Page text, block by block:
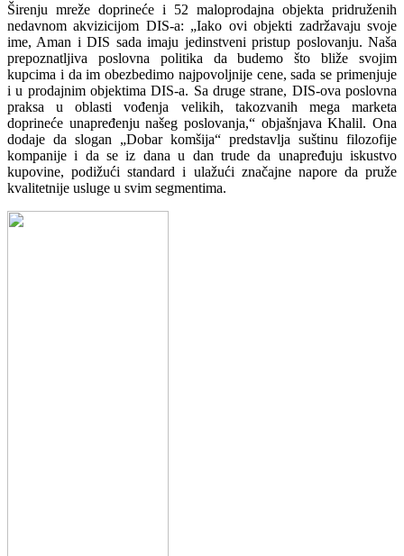
Širenju mreže doprineće i 52 maloprodajna objekta pridruženih
nedavnom akvizicijom DIS-a: „Iako ovi objekti zadržavaju svoje
ime, Aman i DIS sada imaju jedinstveni pristup poslovanju. Naša
prepoznatljiva poslovna politika da budemo što bliže svojim
kupcima i da im obezbedimo najpovoljnije cene, sada se primenjuje
i u prodajnim objektima DIS-a. Sa druge strane, DIS-ova poslovna
praksa u oblasti vođenja velikih, takozvanih mega marketa
doprineće unapređenju našeg poslovanja,“ objašnjava Khalil. Ona
dodaje da slogan „Dobar komšija“ predstavlja suštinu filozofije
kompanije i da se iz dana u dan trude da unapređuju iskustvo
kupovine, podižući standard i ulažući značajne napore da pruže
kvalitetnije usluge u svim segmentima.